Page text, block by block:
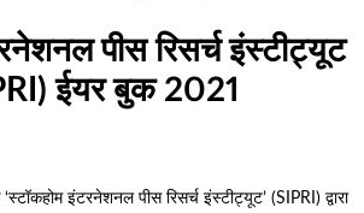
पीस रिसर्च इंस्टीट्यूट
ईयर बुक 2021
इंटरनेशनल पीस रिसर्च इंस्टीट्यूट’ (SIPRI) द्वारा